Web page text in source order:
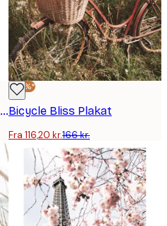
Vildblomst Sommerfugl Plakat
-30%*
Bicycle Bliss Plakat
Fra 116,20 kr.166 kr.